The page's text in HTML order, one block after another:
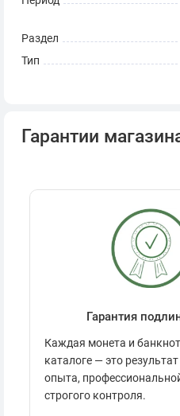
Раздел
Тип
Гарантии
Гарантия
Каждая монета и
каталоге — это
опыта,
строгого контроля.